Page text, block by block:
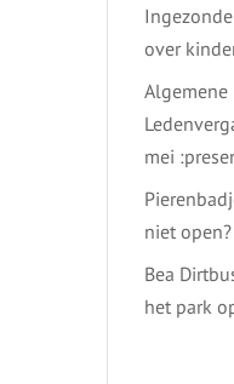
over
Algemene
mei
niet open?
Bea
het park